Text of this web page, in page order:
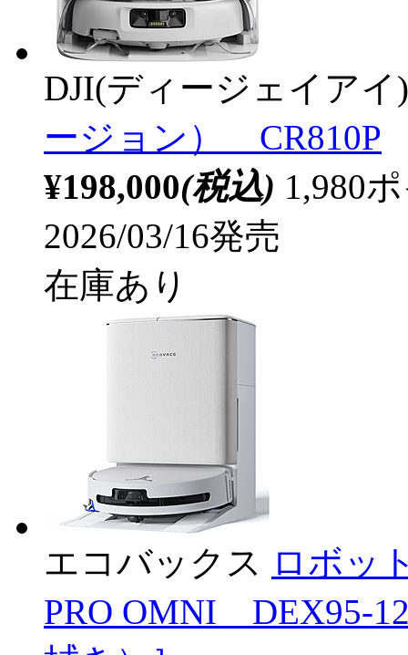
DJI(ディージェイアイ)
ージョン） CR810P
¥198,000(税込) 1,980
2026/03/16発売
在庫あり
エコバックス ロボッ
PRO OMNI DEX95-